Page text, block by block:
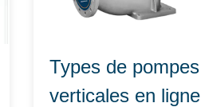
Types de pompes
verticales en ligne